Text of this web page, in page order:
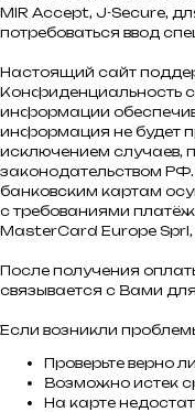
MIR Accept, J-Secure,
потребоваться ввод
Настоящий сайт
Конфиденциальность
информации
информация не будет
исключением случаев,
законодательством
банковским картам
с требованиями
MasterCard Europe Sprl,
После получения
связывается с Вами
Если возникли
Проверьте верно
Возможно истек
На карте